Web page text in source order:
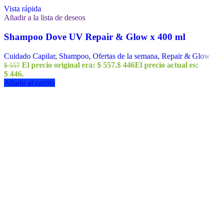
Vista rápida
Añadir a la lista de deseos
Shampoo Dove UV Repair & Glow x 400 ml
Cuidado Capilar, Shampoo, Ofertas de la semana, Repair & Glow
$557 El precio original era: $ 557.$ 446El precio actual es:
$ 446.
Añadir al carrito